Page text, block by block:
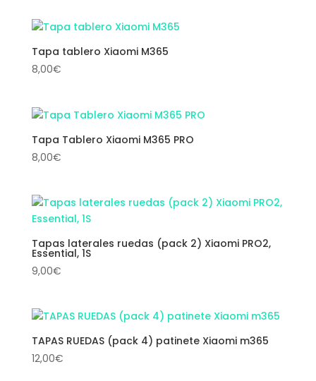
Tapa tablero Xiaomi M365
8,00€
Tapa Tablero Xiaomi M365 PRO
8,00€
Tapas laterales ruedas (pack 2) Xiaomi PRO2,
Essential, 1S
9,00€
TAPAS RUEDAS (pack 4) patinete Xiaomi m365
12,00€